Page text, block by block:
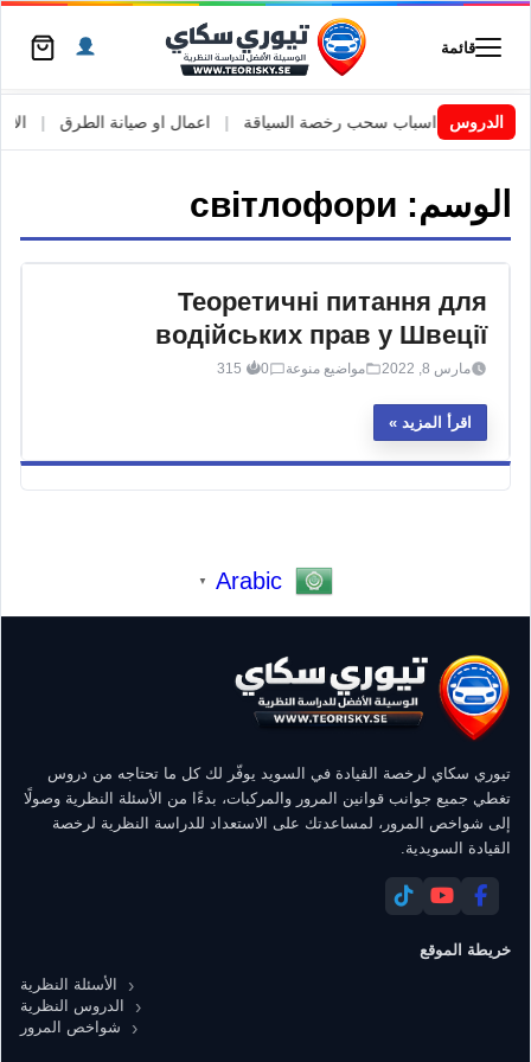
قائمة
الدروس
| اسباب سحب رخصة السياقة اعمال او صيانة الطرق
الوسم: світлофори
Теоретичні питання для
водійських прав у Швеції
مارس 8, 2022 مواضيع منوعة 0
315
اقرأ المزيد
Arabic
▼
تيوري سكاي لرخصة القيادة في السويد يوفّر لك كل ما تحتاجه من دروس
تغطي جميع جوانب قوانين المرور والمركبات، بدءًا من الأسئلة النظرية وصولًا
إلى شواخص المرور، لمساعدتك على الاستعداد للدراسة النظرية لرخصة
القيادة السويدية.
خريطة الموقع
الأسئلة النظرية
الدروس النظرية
شواخص المرور